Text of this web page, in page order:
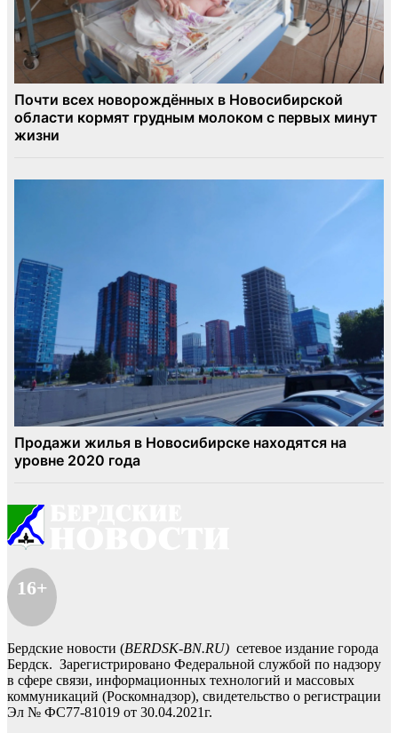
16+
Бердские новости (BERDSK-BN.RU) сетевое издание города
Бердск. Зарегистрировано Федеральной службой по надзору
в сфере связи, информационных технологий и массовых
коммуникаций (Роскомнадзор), свидетельство о регистрации
Эл № ФС77-81019 от 30.04.2021г.